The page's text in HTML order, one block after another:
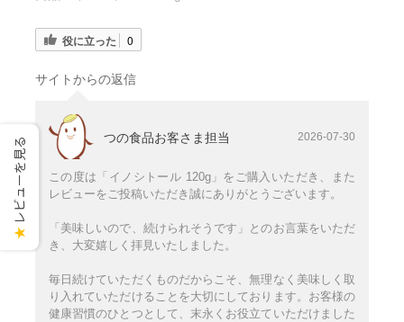
役に立った 0
サイトからの返信
つの食品お客さま担当 2026-07-30
この度は「イノシトール 120g」をご購入いただき、また
レビューをご投稿いただき誠にありがとうございます。
「美味しいので、続けられそうです」とのお言葉をいただ
き、大変嬉しく拝見いたしました。
毎日続けていただくものだからこそ、無理なく美味しく取
り入れていただけることを大切にしております。お客様の
健康習慣のひとつとして、末永くお役立ていただけました
★
レビューを見る